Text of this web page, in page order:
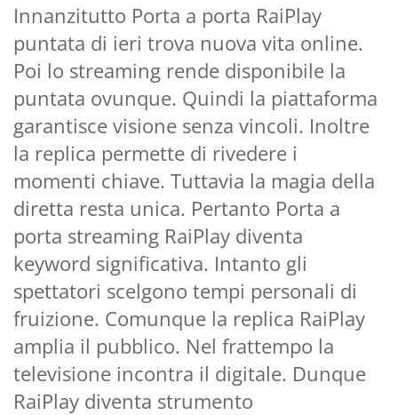
Innanzitutto Porta a porta RaiPlay
puntata di ieri trova nuova vita online.
Poi lo streaming rende disponibile la
puntata ovunque. Quindi la piattaforma
garantisce visione senza vincoli. Inoltre
la replica permette di rivedere i
momenti chiave. Tuttavia la magia della
diretta resta unica. Pertanto Porta a
porta streaming RaiPlay diventa
keyword significativa. Intanto gli
spettatori scelgono tempi personali di
fruizione. Comunque la replica RaiPlay
amplia il pubblico. Nel frattempo la
televisione incontra il digitale. Dunque
RaiPlay diventa strumento